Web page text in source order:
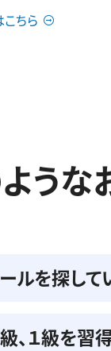
ちら
うな
ルを探して
、１級を習